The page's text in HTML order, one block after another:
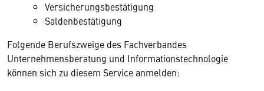
Versicherungsbestätigung
Saldenbestätigung
Folgende Berufszweige des Fachverbandes
Unternehmensberatung und Informationstechnologie
können sich zu diesem Service anmelden: